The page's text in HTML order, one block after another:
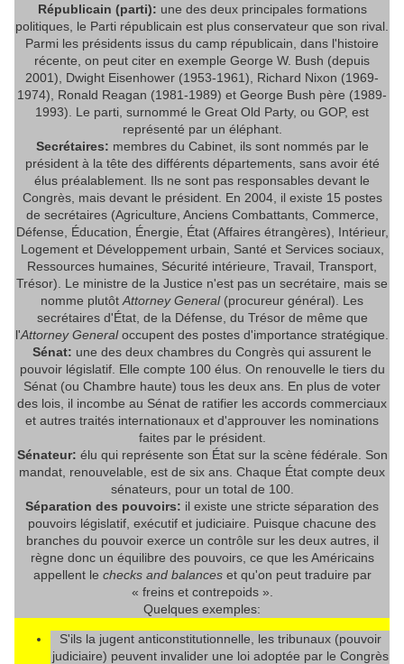
Républicain (parti): une des deux principales formations
politiques, le Parti républicain est plus conservateur que son rival.
Parmi les présidents issus du camp républicain, dans l'histoire
récente, on peut citer en exemple George W. Bush (depuis
2001), Dwight Eisenhower (1953-1961), Richard Nixon (1969-
1974), Ronald Reagan (1981-1989) et George Bush père (1989-
1993). Le parti, surnommé le Great Old Party, ou GOP, est
représenté par un éléphant.
Secrétaires: membres du Cabinet, ils sont nommés par le
président à la tête des différents départements, sans avoir été
élus préalablement. Ils ne sont pas responsables devant le
Congrès, mais devant le président. En 2004, il existe 15 postes
de secrétaires (Agriculture, Anciens Combattants, Commerce,
Défense, Éducation, Énergie, État (Affaires étrangères), Intérieur,
Logement et Développement urbain, Santé et Services sociaux,
Ressources humaines, Sécurité intérieure, Travail, Transport,
Trésor). Le ministre de la Justice n'est pas un secrétaire, mais se
nomme plutôt Attorney General(procureur général). Les
secrétaires d'État, de la Défense, du Trésor de même que
l'Attorney Generaloccupent des postes d'importance stratégique.
Sénat: une des deux chambres du Congrès qui assurent le
pouvoir législatif. Elle compte 100 élus. On renouvelle le tiers du
Sénat (ou Chambre haute) tous les deux ans. En plus de voter
des lois, il incombe au Sénat de ratifier les accords commerciaux
et autres traités internationaux et d'approuver les nominations
faites par le président.
Sénateur: élu qui représente son État sur la scène fédérale. Son
mandat, renouvelable, est de six ans. Chaque État compte deux
sénateurs, pour un total de 100.
Séparation des pouvoirs: il existe une stricte séparation des
pouvoirs législatif, exécutif et judiciaire. Puisque chacune des
branches du pouvoir exerce un contrôle sur les deux autres, il
règne donc un équilibre des pouvoirs, ce que les Américains
appellent le checks and balanceset qu'on peut traduire par
« freins et contrepoids ».
Quelques exemples:
S'ils la jugent anticonstitutionnelle, les tribunaux (pouvoir
judiciaire) peuvent invalider une loi adoptée par le Congrès